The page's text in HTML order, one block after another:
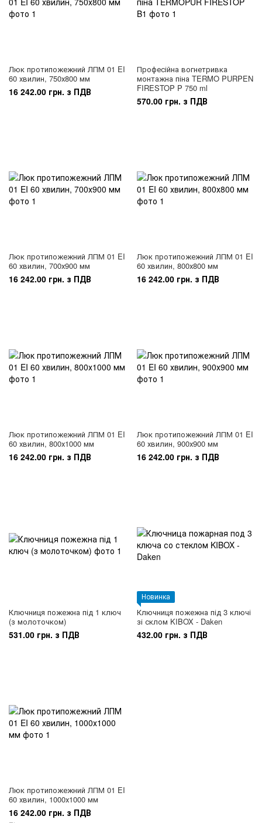
Люк протипожежний ЛПМ 01 EI
60 хвилин, 750х800 мм
16 242.00 грн. з ПДВ
Професійна вогнетривка
монтажна піна TERMO PURPEN
FIRESTOP P 750 ml
570.00 грн. з ПДВ
Люк протипожежний ЛПМ 01 EI
60 хвилин, 700х900 мм
16 242.00 грн. з ПДВ
Люк протипожежний ЛПМ 01 EI
60 хвилин, 800х800 мм
16 242.00 грн. з ПДВ
Люк протипожежний ЛПМ 01 EI
60 хвилин, 800х1000 мм
16 242.00 грн. з ПДВ
Люк протипожежний ЛПМ 01 EI
60 хвилин, 900х900 мм
16 242.00 грн. з ПДВ
Ключниця пожежна під 1 ключ
(з молоточком)
531.00 грн. з ПДВ
Новинка
Ключниця пожежна під 3 ключі
зі склом KIBOX - Daken
432.00 грн. з ПДВ
Люк протипожежний ЛПМ 01 EI
60 хвилин, 1000х1000 мм
16 242.00 грн. з ПДВ